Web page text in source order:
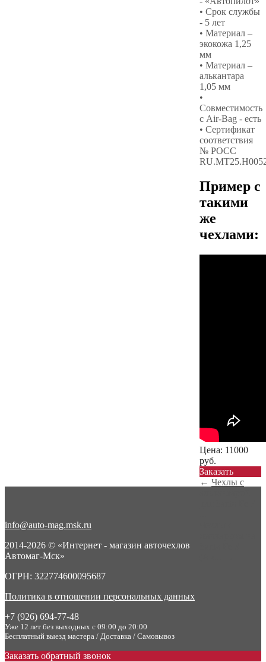
• Срок службы
- 5 лет
• Материал –
экокожа 1,25
мм
• Материал –
алькантара
1,05 мм
•
Совместимость
с Air-Bag - есть
• Сертификат
соответствия
№ РОСС
Пример с
такими
же
чехлами:
Цена: 11000
руб.
Заказать
← Чехлы с
info@auto-mag.msk.ru
2014-2026 © «Интернет - магазин авточехлов
Автомаг-Мск»
ОГРН: 322774600095687
Политика в отношении персональных данных
+7 (926) 694-77-48
Уже 12 лет без выходных с 09:00 до 20:00
Бесплатный выезд мастера / Доставка / Самовывоз
Заказать обратный звонок